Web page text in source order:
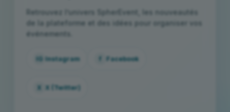
Retrouvez l’univers SpherEvent, les nouveautés
de la plateforme et des idées pour organiser vos
événements.
IG Instagram f Facebook
X X (Twitter)